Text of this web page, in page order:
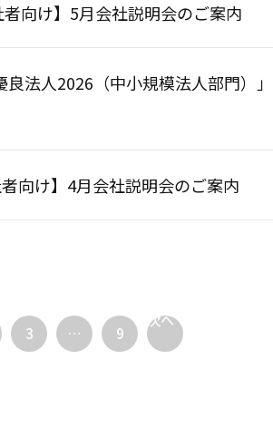
者向け】5月会社説明会のご案内
良法人2026（中小規模法人部門）
者向け】4月会社説明会のご案内
3 … 9
次へ
»